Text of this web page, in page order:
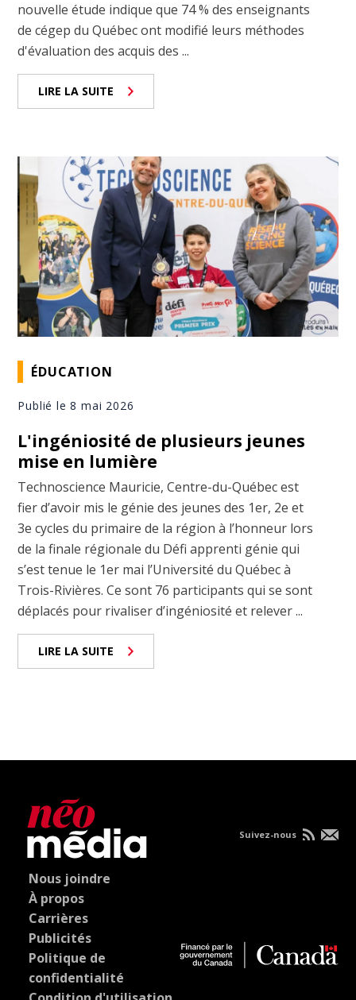
nouvelle étude indique que 74 % des enseignants
de cégep du Québec ont modifié leurs méthodes
d'évaluation des acquis des ...
LIRE LA SUITE
ÉDUCATION
Publié le 8 mai 2026
L'ingéniosité de plusieurs jeunes
mise en lumière
Technoscience Mauricie, Centre-du-Québec est
fier d’avoir mis le génie des jeunes des 1er, 2e et
3e cycles du primaire de la région à l’honneur lors
de la finale régionale du Défi apprenti génie qui
s’est tenue le 1er mai l’Université du Québec à
Trois-Rivières. Ce sont 76 participants qui se sont
déplacés pour rivaliser d’ingéniosité et relever ...
LIRE LA SUITE
Nous joindre
À propos
Carrières
Publicités
Politique de
confidentialité
Suivez-nous